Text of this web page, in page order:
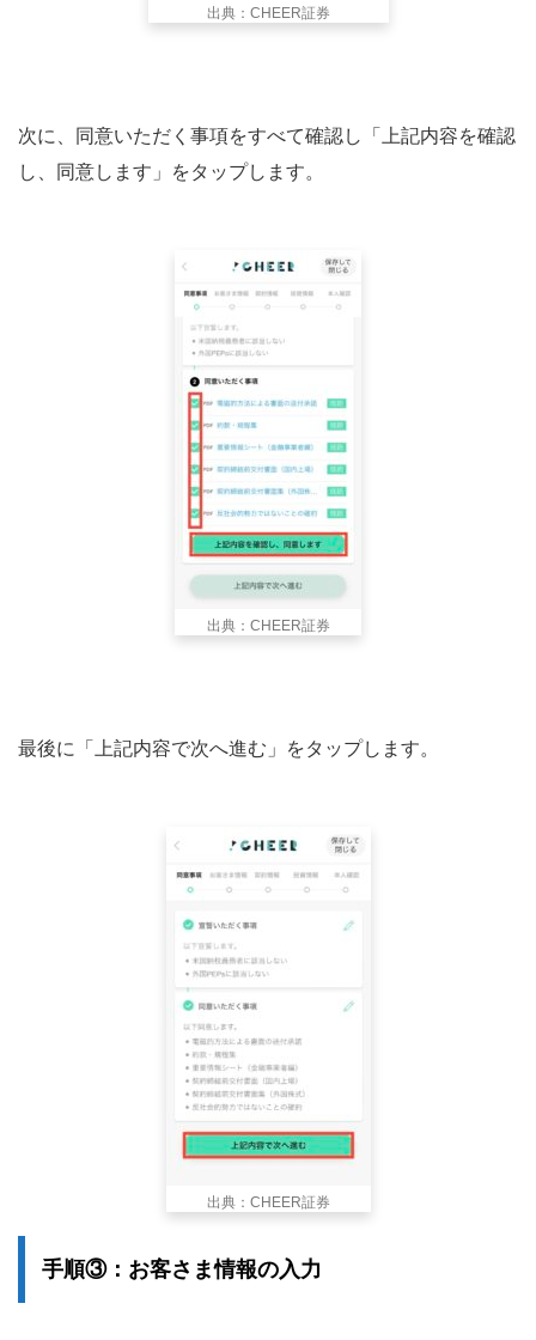
出典：CHEER証券
次に、同意いただく事項をすべて確認し「上記内容を確認
し、同意します」をタップします。
出典：CHEER証券
最後に「上記内容で次へ進む」をタップします。
出典：CHEER証券
手順③：お客さま情報の入力